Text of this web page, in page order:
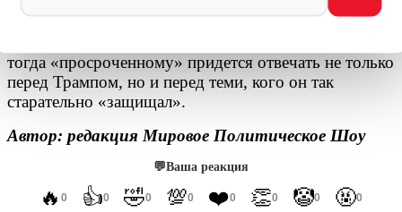
продолжится. Но народ, который мерзнет без света и
тогда «просроченному» придется отвечать не только
перед Трампом, но и перед теми, кого он так
старательно «защищал».
Автор: редакция Мировое Политическое Шоу
💬Ваша реакция
🔥 0 👍0 🤣0 💯0 ❤️0 👏0 🤡0 🤬0